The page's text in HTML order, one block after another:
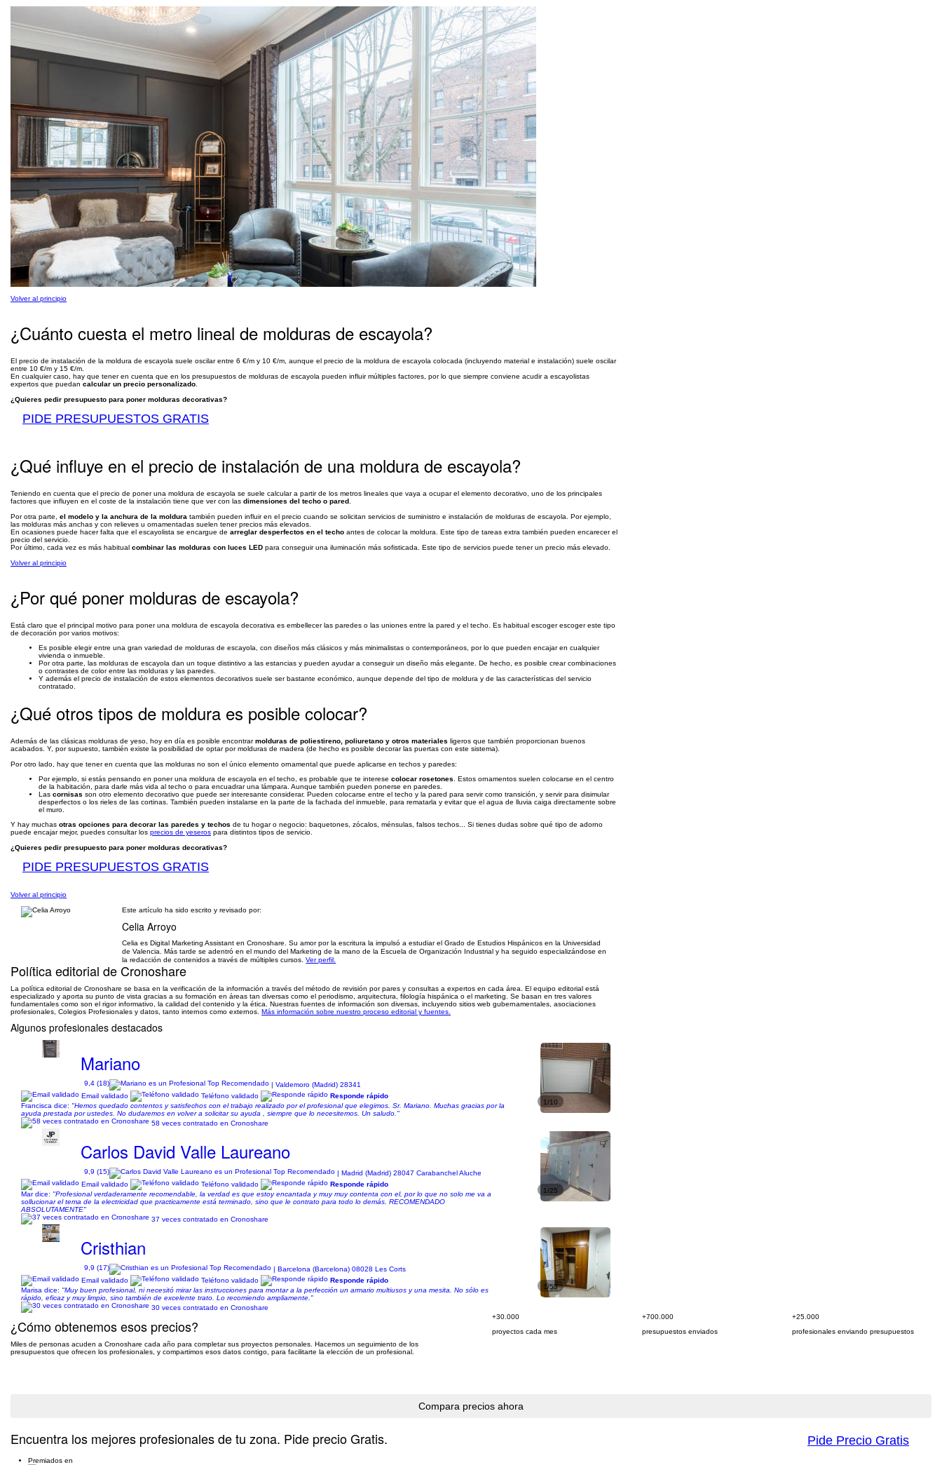
Volver al principio
¿Cuánto cuesta el metro lineal de molduras de escayola?
El precio de instalación de la moldura de escayola suele oscilar entre 6 €/m y 10 €/m, aunque el precio de la moldura de escayola colocada (incluyendo material e instalación) suele oscilar
entre 10 €/m y 15 €/m.
En cualquier caso, hay que tener en cuenta que en los presupuestos de molduras de escayola pueden influir múltiples factores, por lo que siempre conviene acudir a escayolistas
expertos que puedan calcular un precio personalizado
¿Quieres pedir presupuesto para poner molduras decorativas?
PIDE PRESUPUESTOS GRATIS
¿Qué influye en el precio de instalación de una moldura de escayola?
Teniendo en cuenta que el precio de poner una moldura de escayola se suele calcular a partir de los metros lineales que vaya a ocupar el elemento decorativo, uno de los principales
factores que influyen en el coste de la instalación tiene que ver con las dimensiones del techo o pared
Por otra parte,
el modelo y la anchura de la moldura también pueden influir en el precio cuando se solicitan servicios de suministro e instalación de molduras de escayola. Por ejemplo,
las molduras más anchas y con relieves u ornamentadas suelen tener precios más elevados.
En ocasiones puede hacer falta que el escayolista se encargue de arreglar desperfectos en el techo antes de colocar la moldura. Este tipo de tareas extra también pueden encarecer el
precio del servicio.
Por último, cada vez es más habitual combinar las molduras con luces LED para conseguir una iluminación más sofisticada. Este tipo de servicios puede tener un precio más elevado.
Volver al principio
¿Por qué poner molduras de escayola?
Está claro que el principal motivo para poner una moldura de escayola decorativa es embellecer las paredes o las uniones entre la pared y el techo. Es habitual escoger escoger este tipo
de decoración por varios motivos:
Es posible elegir entre una gran variedad de molduras de escayola, con diseños más clásicos y más minimalistas o contemporáneos, por lo que pueden encajar en cualquier
vivienda o inmueble.
Por otra parte, las molduras de escayola dan un toque distintivo a las estancias y pueden ayudar a conseguir un diseño más elegante. De hecho, es posible crear combinaciones
o contrastes de color entre las molduras y las paredes.
Y además el precio de instalación de estos elementos decorativos suele ser bastante económico, aunque depende del tipo de moldura y de las características del servicio
contratado.
¿Qué otros tipos de moldura es posible colocar?
Además de las clásicas molduras de yeso, hoy en día es posible encontrarmolduras de poliestireno, poliuretano y otros materiales ligeros que también proporcionan buenos
acabados. Y, por supuesto, también existe la posibilidad de optar por molduras de madera (de hecho es posible decorar las puertas con este sistema).
Por otro lado, hay que tener en cuenta que las molduras no son el único elemento ornamental que puede aplicarse en techos y paredes:
Por ejemplo, si estás pensando en poner una moldura de escayola en el techo, es probable que te interese colocar rosetones . Estos ornamentos suelen colocarse en el centro
de la habitación, para darle más vida al techo o para encuadrar una lámpara. Aunque también pueden ponerse en paredes.
Las cornisas son otro elemento decorativo que puede ser interesante considerar. Pueden colocarse entre el techo y la pared para servir como transición, y servir para disimular
desperfectos o los rieles de las cortinas. También pueden instalarse en la parte de la fachada del inmueble, para rematarla y evitar que el agua de lluvia caiga directamente sobre
el muro.
Y hay muchas otras opciones para decorar las paredes y techos de tu hogar o negocio: baquetones, zócalos, ménsulas, falsos techos... Si tienes dudas sobre qué tipo de adorno
puede encajar mejor, puedes consultar los precios de yeseros para distintos tipos de servicio.
¿Quieres pedir presupuesto para poner molduras decorativas?
PIDE PRESUPUESTOS GRATIS
Volver al principio
Este artículo ha sido escrito y revisado por:
Celia Arroyo
Celia es Digital Marketing Assistant en Cronoshare. Su amor por la escritura la impulsó a estudiar el Grado de Estudios Hispánicos en la Universidad
de Valencia. Más tarde se adentró en el mundo del Marketing de la mano de la Escuela de Organización Industrial y ha seguido especializándose en
la redacción de contenidos a través de múltiples cursos.Ver perfil.
Política editorial de Cronoshare
La política editorial de Cronoshare se basa en la verificación de la información a través del método de revisión por pares y consultas a expertos en cada área. El equipo editorial está
especializado y aporta su punto de vista gracias a su formación en áreas tan diversas como el periodismo, arquitectura, filología hispánica o el marketing. Se basan en tres valores
fundamentales como son el rigor informativo, la calidad del contenido y la ética. Nuestras fuentes de información son diversas, incluyendo sitios web gubernamentales, asociaciones
profesionales, Colegios Profesionales y datos, tanto internos como externos. Más información sobre nuestro proceso editorial y fuentes.
Algunos profesionales destacados
Mariano
9,4 (18)
| Valdemoro (Madrid) 28341
Email validado
Teléfono validado
Responde rápido
Francisca dice: "Hemos quedado contentos y satisfechos con el trabajo realizado por el profesional que elegimos. Sr. Mariano. Muchas gracias por la
ayuda prestada por ustedes. No dudaremos en volver a solicitar su ayuda , siempre que lo necesitemos. Un saludo."
58 veces contratado en Cronoshare
1/10
Carlos David Valle Laureano
9,9 (15)
| Madrid (Madrid) 28047 Carabanchel Aluche
Email validado
Teléfono validado
Responde rápido
Mar dice: "Profesional verdaderamente recomendable, la verdad es que estoy encantada y muy muy contenta con el, por lo que no solo me va a
sollucionar el tema de la electricidad que practicamente está terminado, sino que le contrato para todo lo demás. RECOMENDADO
ABSOLUTAMENTE"
37 veces contratado en Cronoshare
1/25
Cristhian
9,9 (17)
| Barcelona (Barcelona) 08028 Les Corts
Email validado
Teléfono validado
Responde rápido
Marisa dice: "Muy buen profesional, ni necesitó mirar las instrucciones para montar a la perfección un armario multiusos y una mesita. No sólo es
rápido, eficaz y muy limpio, sino también de excelente trato. Lo recomiendo ampliamente."
30 veces contratado en Cronoshare
1/53
¿Cómo obtenemos esos precios?
Miles de personas acuden a Cronoshare cada año para completar sus proyectos personales. Hacemos un seguimiento de los
presupuestos que ofrecen los profesionales, y compartimos esos datos contigo, para facilitarte la elección de un profesional.
+30.000
proyectos cada mes
+700.000
presupuestos enviados
+25.000
profesionales enviando presupuestos
Encuentra los mejores profesionales de tu zona. Pide precio Gratis. Pide Precio Gratis
Premiados en